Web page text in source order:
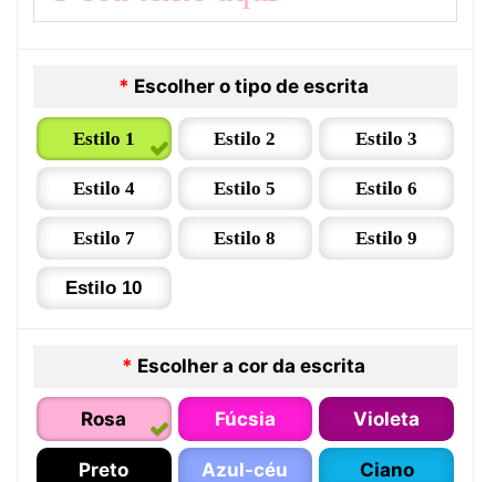
* Escolher o tipo de escrita
Estilo 1 Estilo 2 Estilo 3
Estilo 4 Estilo 5 Estilo 6
Estilo 7 Estilo 8 Estilo 9
Estilo 10
* Escolher a cor da escrita
Rosa Fúcsia Violeta
Preto Azul-céu Ciano